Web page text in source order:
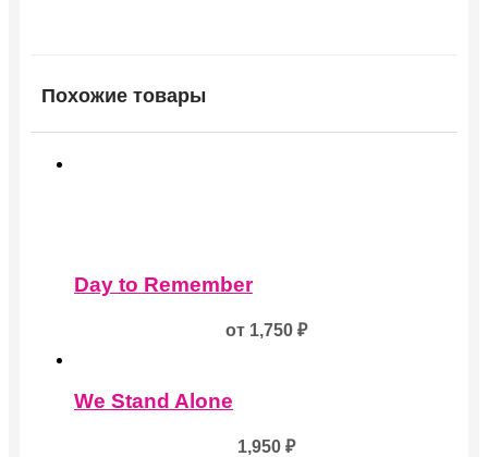
Похожие товары
товар
имеет
выбрать
Day to Remember
от 1,750 ₽
We Stand Alone
1,950 ₽